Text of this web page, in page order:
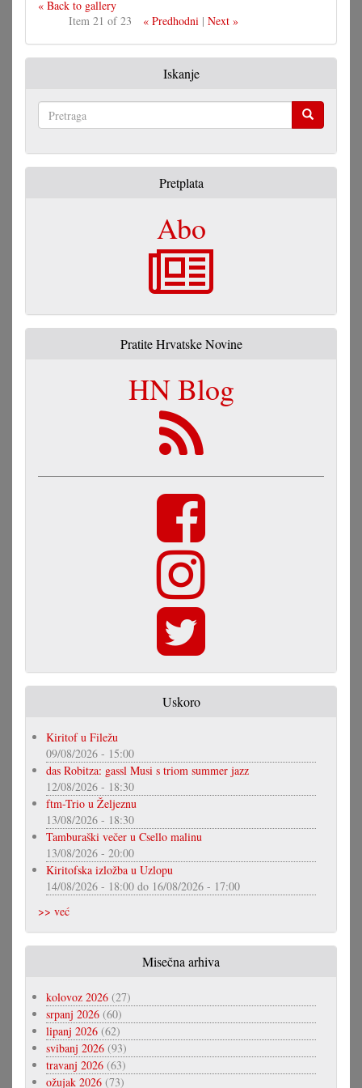
« Back to gallery
Item 21 of 23
« Predhodni| Next »
Iskanje
Pretplata
Abo
Pratite Hrvatske Novine
HN Blog
Uskoro
Kiritof u Filežu
09/08/2026 - 15:00
das Robitza: gassl Musi s triom summer jazz
12/08/2026 - 18:30
ftm-Trio u Željeznu
13/08/2026 - 18:30
Tamburaški večer u Csello malinu
13/08/2026 - 20:00
Kiritofska izložba u Uzlopu
14/08/2026 - 18:00 do 16/08/2026 - 17:00
>> već
Misečna arhiva
kolovoz 2026 (27)
srpanj 2026 (60)
lipanj 2026 (62)
svibanj 2026 (93)
travanj 2026 (63)
ožujak 2026 (73)